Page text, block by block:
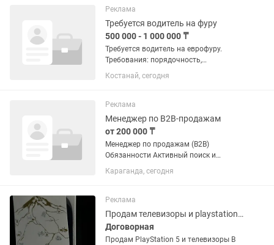
Знание современных техник и...
Реклама
Требуется водитель на фуру
500 000 - 1 000 000 ₸
Требуется водитель на еврофуру.
Требования: порядочность,
трудолюбие, честность,
внимательность, знание техники,
Высокая заработная плата,
официальное...
Костанай, сегодня
Реклама
Менеджер по B2B-продажам
от 200 000 ₸
Менеджер по продажам (B2B)
Обязанности Активный поиск и
привлечение новых клиентов.
Ежедневное проведение холодных
собственной клиентской базы. Работа
с теплой...
Караганда, сегодня
Реклама
Продам телевизоры и playstations 5
Договорная
Продам PlayStation 5 и телевизоры В